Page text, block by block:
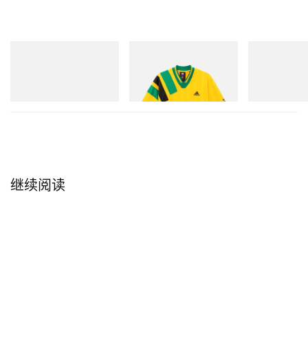
Adidas Originals X Brain
Dead Disney Football Jersey
立刻购入
继续阅读